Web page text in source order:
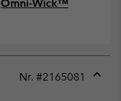
Omni-Wick™
Nr. #2165081